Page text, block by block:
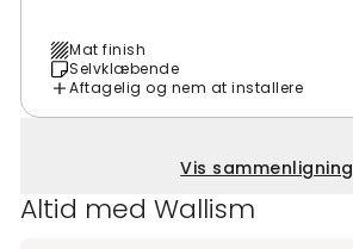
Mat finish
Selvklæbende
Aftagelig og nem at installere
Vis sammenligning
Altid med Wallism